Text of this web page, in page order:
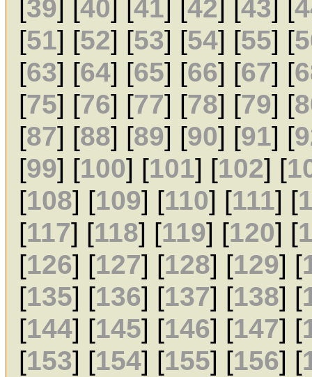
39 ] [40 ] [41 ] [42 ] [43 ] [
[51] [52] [53] [54] [55] [
[63] [64] [65] [66] [67] [
[75] [76] [77] [78] [79] [
[87] [88] [89] [90] [91] [
[99] [100] [101] [102] [
[108] [109] [110] [111] [
[117] [118] [119] [120] [
[126] [127] [128] [129] [
[135] [136] [137] [138] [
[144] [145] [146] [147] [
[153] [154] [155] [156] [